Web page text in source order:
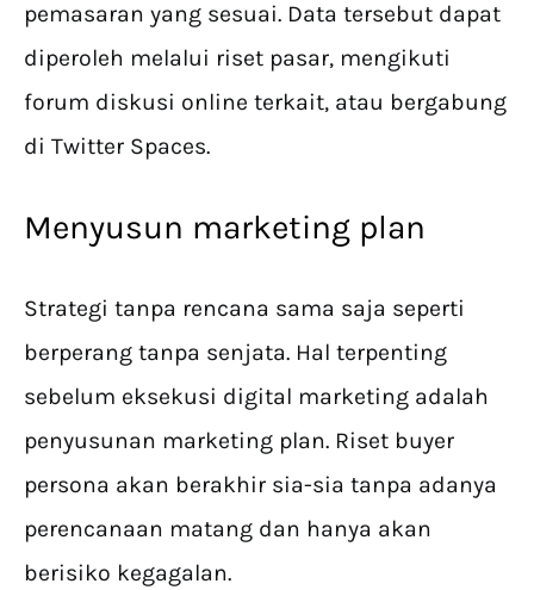
pemasaran yang sesuai. Data tersebut dapat
diperoleh melalui riset pasar, mengikuti
forum diskusi online terkait, atau bergabung
di Twitter Spaces.
Menyusun marketing plan
Strategi tanpa rencana sama saja seperti
berperang tanpa senjata. Hal terpenting
sebelum eksekusi digital marketing adalah
penyusunan marketing plan. Riset buyer
persona akan berakhir sia-sia tanpa adanya
perencanaan matang dan hanya akan
berisiko kegagalan.